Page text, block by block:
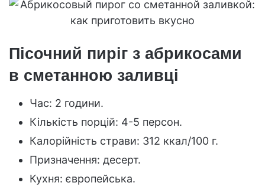
Пісочний пиріг з абрикосами
в сметанною заливці
Час: 2 години.
Кількість порцій: 4-5 персон.
Калорійність страви: 312 ккал/100 г.
Призначення: десерт.
Кухня: європейська.